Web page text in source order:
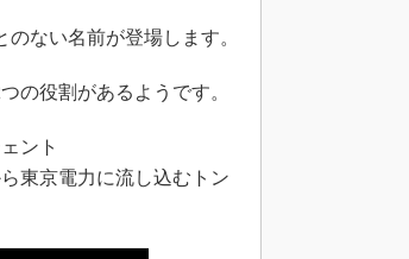
ない名前が登場します。
の役割があるようです。
ント
東京電力に流し込むトン